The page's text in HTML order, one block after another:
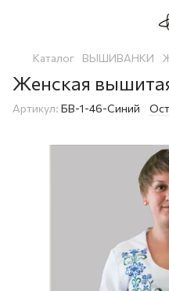
Каталог ВЫШИВАНКИ
Женская
Артикул: БВ-1-46-Синий